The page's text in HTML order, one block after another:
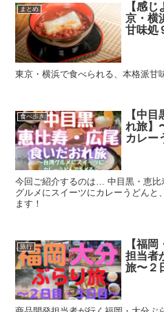
まとめ
【感
京・横
甘味処
東京・横浜で食べられる、本格派甘
食べ歩き
【中
れ旅】
カレー
今回ご紹介するのは… 中目黒・恵
グルメにスイーツにカレーうどんと
ます！
旅行
【福
担当者
旅〜２